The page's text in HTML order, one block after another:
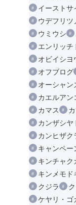
イーストサ
ウデフリツ
ウミウシ
エンリッチ
オビイシヨ
オフブログ
オーシャン
カエルアン
カマス
カンザシヤ
カンヒザク
キャンペー
キンチャク
キンメモド
クジラ
ケヤリ・ゴ